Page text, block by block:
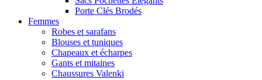
Porte Clés Brodés
Femmes
Robes et sarafans
Blouses et tuniques
Chapeaux et écharpes
Gants et mitaines
Chaussures Valenki